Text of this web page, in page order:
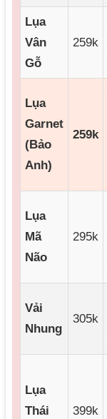
Lụa
Vân
Gỗ
259k
Lụa
Garnet
(Bảo
Anh)
259k
Lụa
Mã
Não
295k
Vải
Nhung
305k
Lụa
Thái
399k